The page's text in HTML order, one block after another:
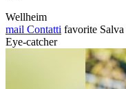
Wellheim
mail Contatti favorite Salva
Eye-catcher